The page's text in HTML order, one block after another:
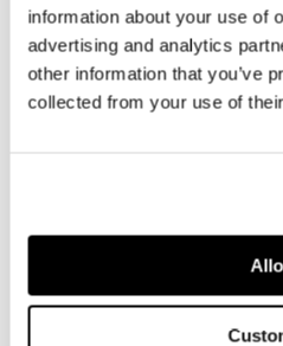
information about your use of
advertising and analytics
other information that you’ve
collected from your use of
AJOUTER